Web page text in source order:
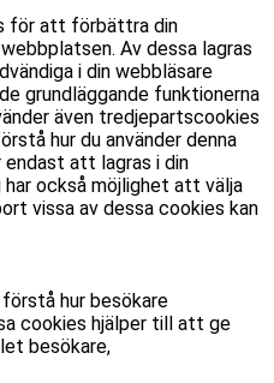
för att förbättra din
Av dessa lagras
i din webbläsare
grundläggande funktionerna
även tredjepartscookies
hur du använder denna
att lagras i din
också möjlighet att välja
vissa av dessa cookies kan
hur besökare
cookies hjälper till att ge
besökare,